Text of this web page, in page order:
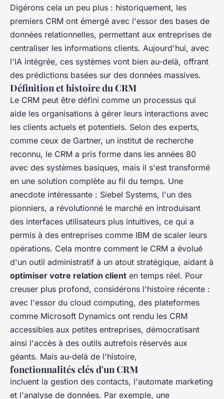
Digérons cela un peu plus : historiquement, les
premiers CRM ont émergé avec l'essor des bases de
données relationnelles, permettant aux entreprises de
centraliser les informations clients. Aujourd'hui, avec
l'IA intégrée, ces systèmes vont bien au-delà, offrant
des prédictions basées sur des données massives.
Définition et histoire du CRM
Le CRM peut être défini comme un processus qui
aide les organisations à gérer leurs interactions avec
les clients actuels et potentiels. Selon des experts,
comme ceux de Gartner, un institut de recherche
reconnu, le CRM a pris forme dans les années 80
avec des systèmes basiques, mais il s'est transformé
en une solution complète au fil du temps. Une
anecdote intéressante : Siebel Systems, l'un des
pionniers, a révolutionné le marché en introduisant
des interfaces utilisateurs plus intuitives, ce qui a
permis à des entreprises comme IBM de scaler leurs
opérations. Cela montre comment le CRM a évolué
d'un outil administratif à un atout stratégique, aidant à
optimiser votre relation client en temps réel. Pour
creuser plus profond, considérons l'histoire récente :
avec l'essor du cloud computing, des plateformes
comme Microsoft Dynamics ont rendu les CRM
accessibles aux petites entreprises, démocratisant
ainsi l'accès à des outils autrefois réservés aux
géants. Mais au-delà de l'histoire,
fonctionnalités clés d'un CRM
incluent la gestion des contacts, l'automate marketing
et l'analyse de données. Par exemple, une